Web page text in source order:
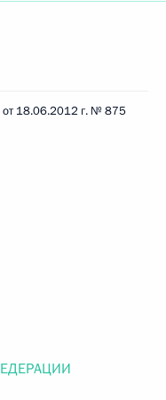
от 18.06.2012 г. № 875